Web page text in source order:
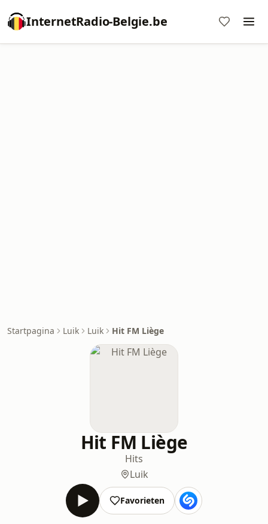
InternetRadio-Belgie.be
Startpagina Luik Luik Hit FM Liège
Hit FM Liège
Hits
Luik
Favorieten